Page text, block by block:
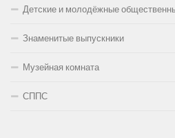
Детские и молодёжные
Знаменитые выпускники
Музейная комната
СППС